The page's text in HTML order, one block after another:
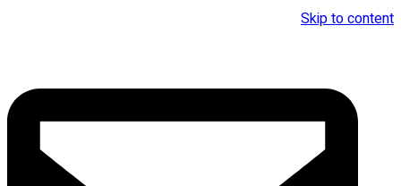
Skip to content